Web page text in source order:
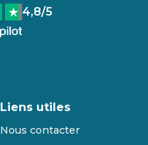
4,8/5
Liens utiles
Nous contacter